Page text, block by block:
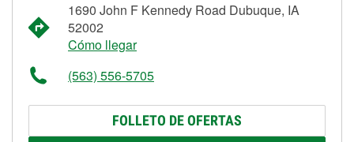
1690 John F Kennedy Road Dubuque, IA
52002
Cómo llegar
(563) 556-5705
FOLLETO DE OFERTAS